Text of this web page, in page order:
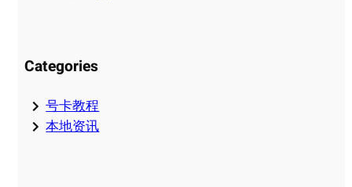
Categories
号卡教程
本地资讯